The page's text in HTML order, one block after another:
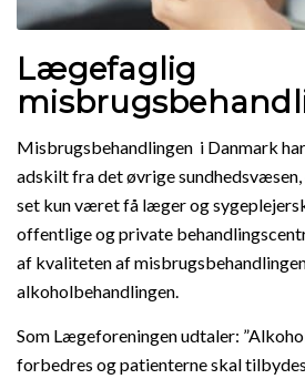
Lægefaglig
Misbrugsbehandlingen i Danmark
adskilt fra det øvrige
set kun været få læger og
offentlige og private
af kvaliteten af
alkoholbehandlingen.
Som Lægeforeningen udtaler:
forbedres og patienterne skal